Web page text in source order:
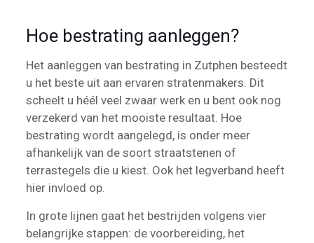
Hoe bestrating aanleggen?
Het aanleggen van bestrating in Zutphen besteedt
u het beste uit aan ervaren stratenmakers. Dit
scheelt u héél veel zwaar werk en u bent ook nog
verzekerd van het mooiste resultaat. Hoe
bestrating wordt aangelegd, is onder meer
afhankelijk van de soort straatstenen of
terrastegels die u kiest. Ook het legverband heeft
hier invloed op.
In grote lijnen gaat het bestrijden volgens vier
belangrijke stappen: de voorbereiding, het